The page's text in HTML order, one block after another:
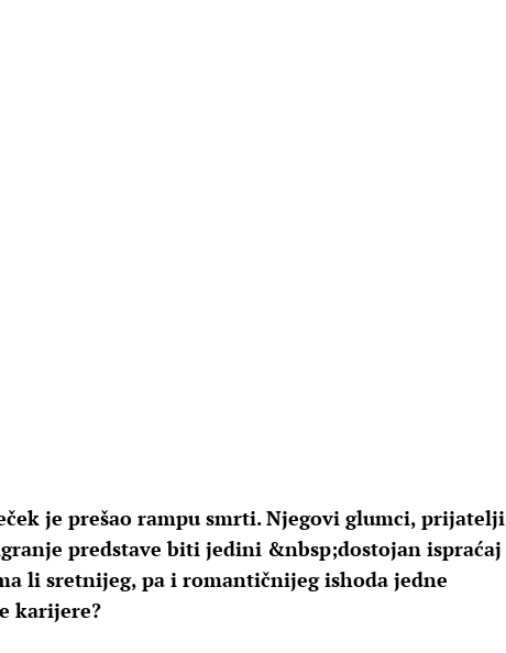
je prešao rampu smrti. Njegovi glumci, prijatelji
predstave biti jedini &nbsp;dostojan ispraćaj
li sretnijeg, pa i romantičnijeg ishoda jedne
karijere?